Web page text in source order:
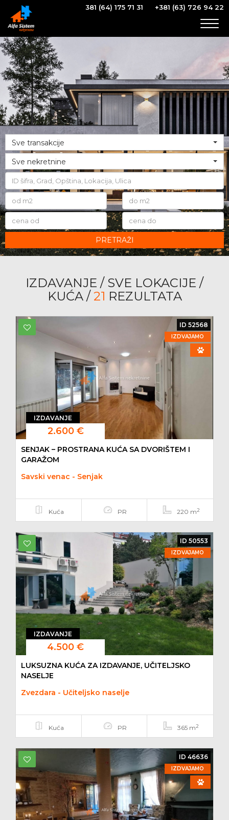
381 (64) 175 71 31 +381 (63) 726 94 22
Sve transakcije
Sve nekretnine
PRETRAŽI
IZDAVANJE / SVE LOKACIJE /
KUĆA / 21 REZULTATA
IZDAVANJE
2.600 €
ID 52568
IZDVAJAMO
SENJAK – PROSTRANA KUĆA SA DVORIŠTEM I
GARAŽOM
Savski venac - Senjak
Kuća PR 220 m2
IZDAVANJE
4.500 €
ID 50553
IZDVAJAMO
LUKSUZNA KUĆA ZA IZDAVANJE, UČITELJSKO
NASELJE
Zvezdara - Učiteljsko naselje
Kuća PR 365 m2
ID 46636
IZDVAJAMO